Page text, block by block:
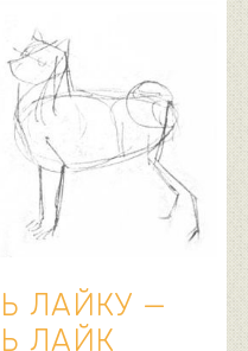
ЛАЙКУ —
ЛАЙК